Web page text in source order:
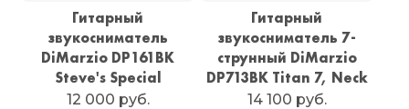
Гитарный
звукосниматель
DiMarzio DP161BK
Steve's Special
12 000 руб.
Гитарный
звукосниматель 7-
струнный DiMarzio
DP713BK Titan 7, Neck
14 100 руб.